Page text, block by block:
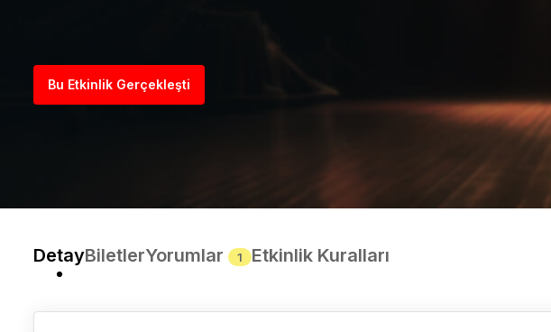
Bu Etkinlik Gerçekleşti
DetayBiletlerYorumlar 1 Etkinlik Kuralları